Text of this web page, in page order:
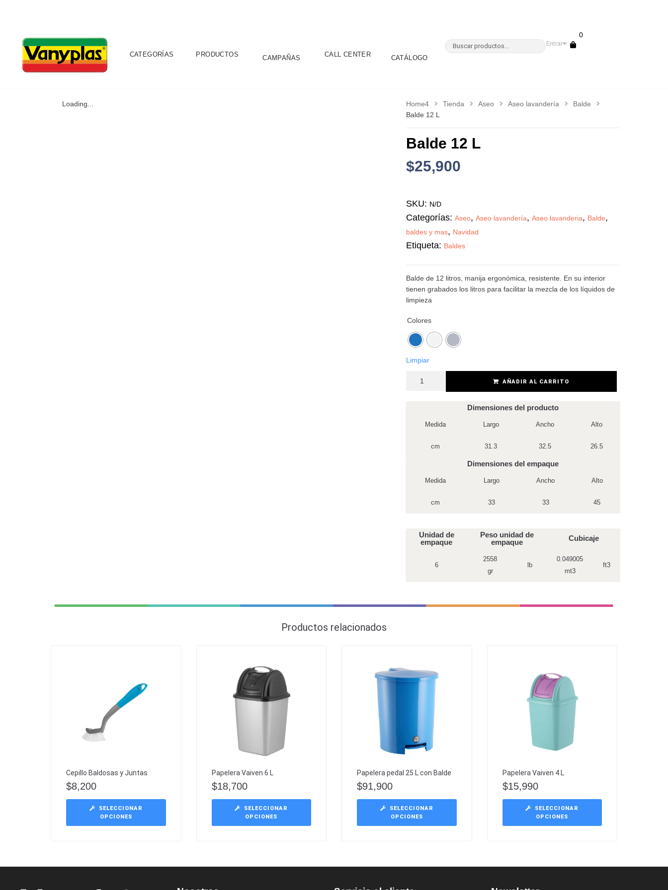
CATEGORÍAS PRODUCTOS CAMPAÑAS CALL CENTER CATÁLOGO
Entrar
0
Loading... Home4 Tienda Aseo Aseo lavandería
Balde
Balde 12 L
Balde 12 L
$25,900
SKU: N/D
Categorías: Aseo, Aseo lavandería, Aseo lavanderia, Balde,
baldes y mas, Navidad
Etiqueta: Baldes
Balde de 12 litros, manija ergonómica, resistente. En su interior
tienen grabados los litros para facilitar la mezcla de los líquidos de
limpieza
Colores
Limpiar
AÑADIR AL CARRITO
Dimensiones del producto
Medida Largo Ancho Alto
cm 31.3 32.5 26.5
Dimensiones del empaque
Medida Largo Ancho Alto
cm 33 33 45
Unidad de
empaque
Peso unidad de
empaque
Cubicaje
6
2558
gr
lb
0.049005
mt3
ft3
Productos relacionados
Cepillo Baldosas y Juntas
$8,200
SELECCIONAR
OPCIONES
Papelera Vaiven 6 L
$18,700
SELECCIONAR
OPCIONES
Papelera pedal 25 L con Balde
$91,900
SELECCIONAR
OPCIONES
Papelera Vaiven 4 L
$15,990
SELECCIONAR
OPCIONES